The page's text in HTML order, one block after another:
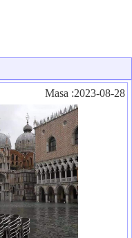
Masa :2023-08-28